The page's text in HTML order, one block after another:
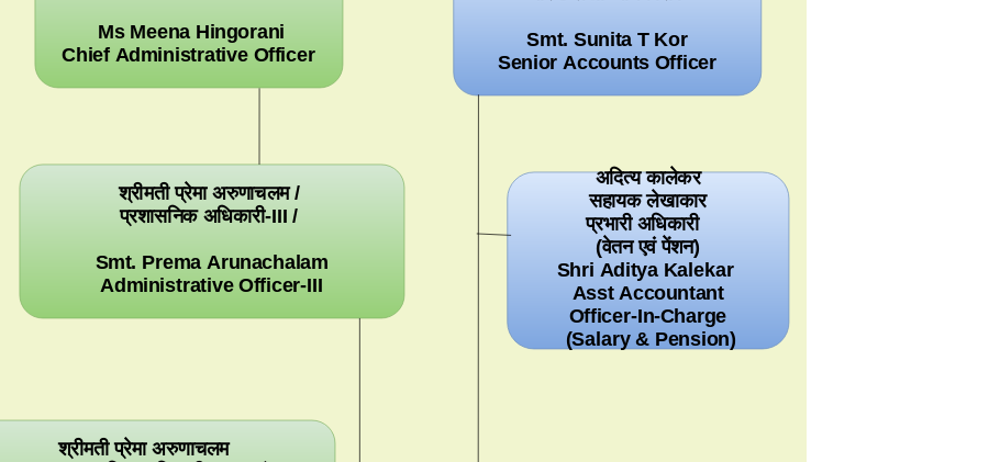
Ms Meena Hingorani
Chief Administrative Officer
Smt. Sunita T Kor
Senior Accounts Officer
अदित्य कालेकर
सहायक लेखाकार
प्रभारी अधिकारी
(वेतन एवं पेंशन)
Shri Aditya Kalekar
Asst Accountant
Officer-In-Charge
(Salary & Pension)
श्रीमती प्रेमा अरुणाचलम /
प्रशासनिक अधिकारी-III /
Smt. Prema Arunachalam
Administrative Officer-III
श्रीमती प्रेमा अरुणाचलम